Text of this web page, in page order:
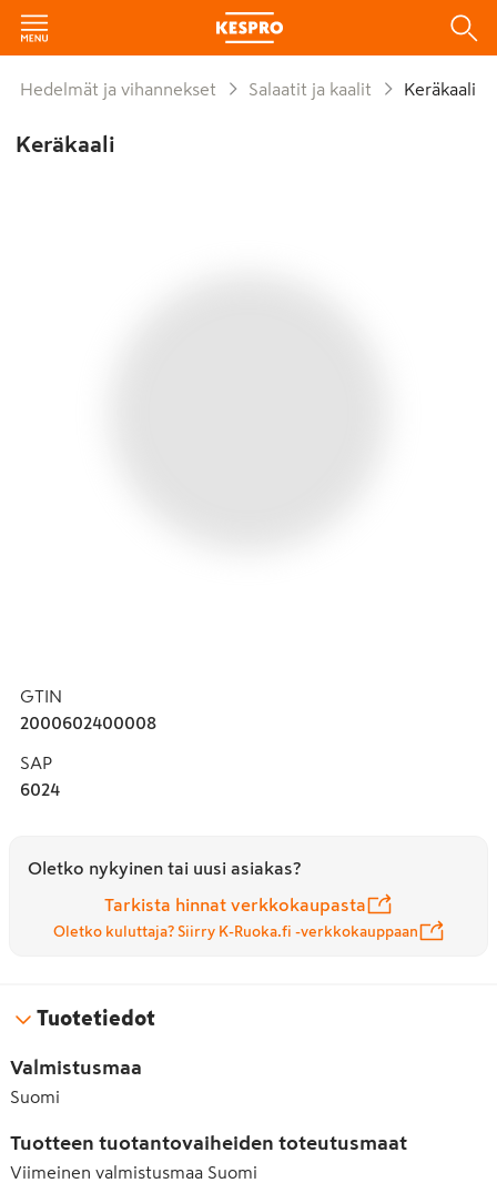
Hedelmät ja vihannekset Salaatit ja kaalit Keräkaali
Keräkaali
GTIN
2000602400008
SAP
6024
Oletko nykyinen tai uusi asiakas?
Tarkista hinnat verkkokaupasta
Oletko kuluttaja? Siirry K-Ruoka.fi -verkkokauppaan
Tuotetiedot
Valmistusmaa
Suomi
Tuotteen tuotantovaiheiden toteutusmaat
Viimeinen valmistusmaa Suomi